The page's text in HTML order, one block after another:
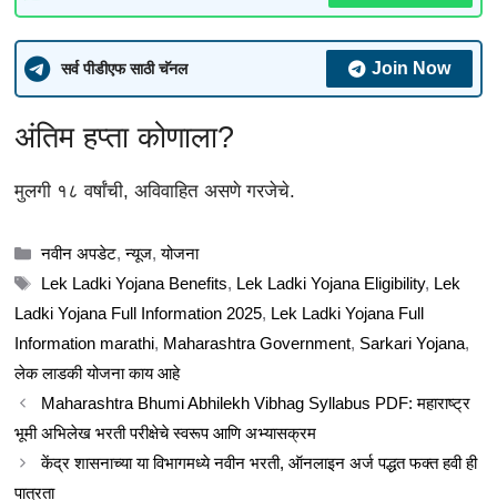
सर्व पीडीएफ साठी चॅनल Join Now
अंतिम हप्ता कोणाला?
मुलगी १८ वर्षांची, अविवाहित असणे गरजेचे.
Categories
नवीन अपडेट,न्यूज,योजना
Tags
Lek Ladki Yojana Benefits, Lek Ladki Yojana Eligibility, Lek
Ladki Yojana Full Information 2025, Lek Ladki Yojana Full
Information marathi, Maharashtra Government, Sarkari Yojana,
लेक लाडकी योजना काय आहे
Maharashtra Bhumi Abhilekh Vibhag Syllabus PDF: महाराष्ट्र
भूमी अभिलेख भरती परीक्षेचे स्वरूप आणि अभ्यासक्रम
केंद्र शासनाच्या या विभागमध्ये नवीन भरती, ऑनलाइन अर्ज पद्धत फक्त हवी ही
पात्रता